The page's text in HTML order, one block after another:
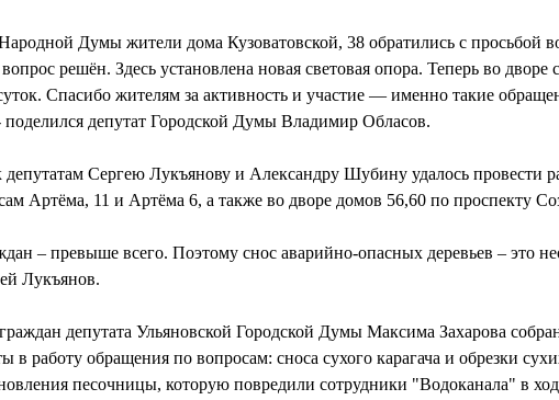
Думы жители дома Кузоватовской, 38 обратились с просьбой
решён. Здесь установлена новая световая опора. Теперь во дворе
Спасибо жителям за активность и участие — именно такие
депутат Городской Думы Владимир Обласов.
Сергею Лукъянову и Александру Шубину удалось провести
Артёма, 11 и Артёма 6, а также во дворе домов 56,60 по проспекту
– превыше всего. Поэтому снос аварийно-опасных деревьев – это
Лукъянов.
депутата Ульяновской Городской Думы Максима Захарова
в работу обращения по вопросам: сноса сухого карагача и обрезки
песочницы, которую повредили сотрудники "Водоканала" в